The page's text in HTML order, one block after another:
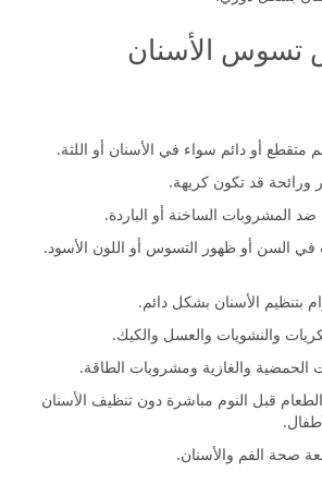
بشكل دوري.
تسوس الأسنان
متقطع أو دائم سواء في الأسنان أو اللثة.
ورائحة قد تكون كريهة.
المشروبات الساخنة أو الباردة.
السن أو ظهور التسوس أو اللون الأسود.
بتنظيم الأسنان بشكل دائم.
والنشويات والعسل والكيك.
الحمضية والغازية ومشروبات الطاقة.
الطعام قبل النوم مباشرة دون تنظيف الأسنان
صحة الفم والأسنان.